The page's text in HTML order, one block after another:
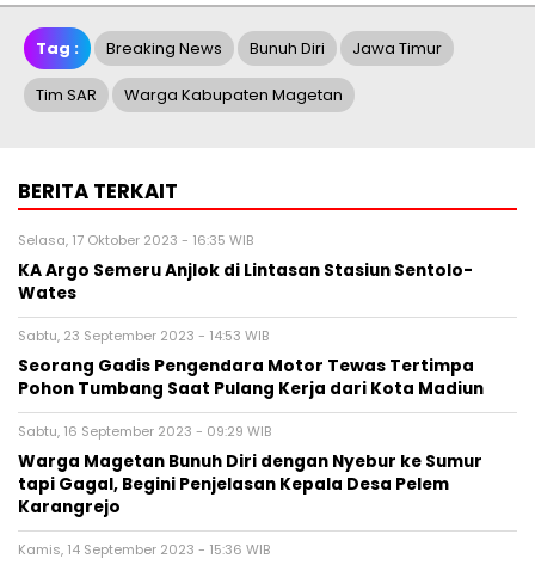
Tag : Breaking News Bunuh Diri Jawa Timur
Tim SAR Warga Kabupaten Magetan
BERITA TERKAIT
Selasa, 17 Oktober 2023 - 16:35 WIB
KA Argo Semeru Anjlok di Lintasan Stasiun Sentolo-
Wates
Sabtu, 23 September 2023 - 14:53 WIB
Seorang Gadis Pengendara Motor Tewas Tertimpa
Pohon Tumbang Saat Pulang Kerja dari Kota Madiun
Sabtu, 16 September 2023 - 09:29 WIB
Warga Magetan Bunuh Diri dengan Nyebur ke Sumur
tapi Gagal, Begini Penjelasan Kepala Desa Pelem
Karangrejo
Kamis, 14 September 2023 - 15:36 WIB